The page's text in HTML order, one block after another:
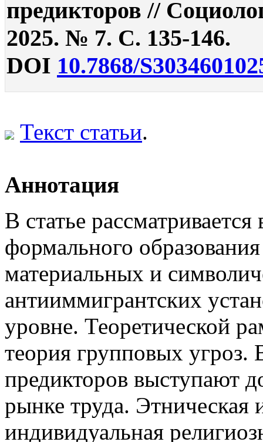
предикторов //
2025. № 7. С. 135-146.
DOI 10.7868/
Текст статьи.
Аннотация
В статье
формального
материальных и
антииммигрантских
уровне. Теоретической
теория групповых угроз.
предикторов выступают
рынке труда. Этническая
индивидуальная